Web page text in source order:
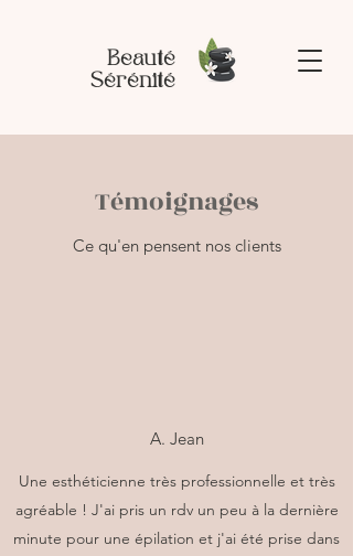
Beauté
Sérénité
Témoignages
Ce qu'en pensent nos clients
A. Jean
Une esthéticienne très professionnelle et très
agréable ! J'ai pris un rdv un peu à la dernière
minute pour une épilation et j'ai été prise dans